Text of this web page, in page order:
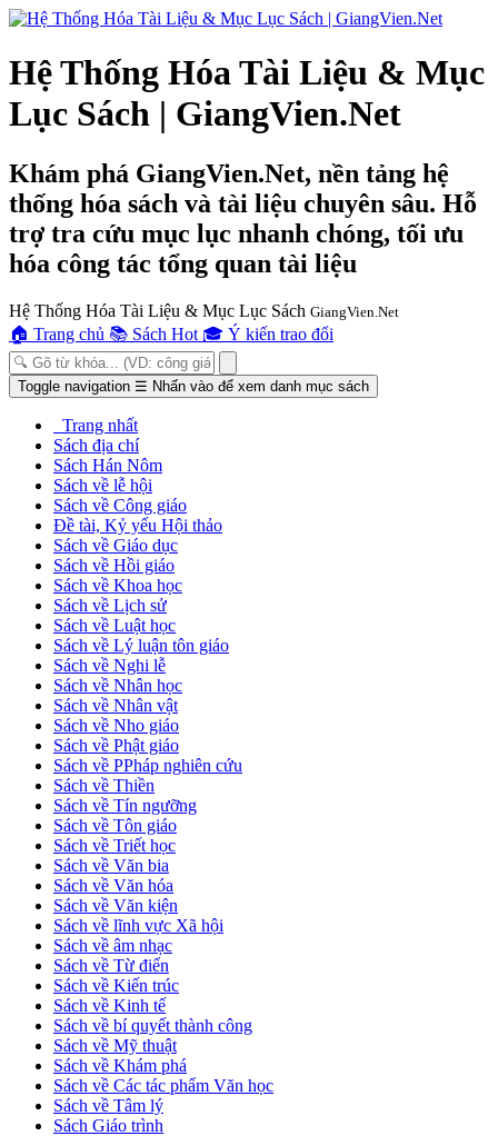
Hệ Thống Hóa Tài Liệu & Mục
Lục Sách | GiangVien.Net
Khám phá GiangVien.Net, nền tảng hệ
thống hóa sách và tài liệu chuyên sâu. Hỗ
trợ tra cứu mục lục nhanh chóng, tối ưu
hóa công tác tổng quan tài liệu
Hệ Thống Hóa Tài Liệu & Mục Lục Sách GiangVien.Net
🏠 Trang chủ 📚 Sách Hot 🎓 Ý kiến trao đổi
Toggle navigation ☰ Nhấn vào để xem danh mục sách
Trang nhất
Sách địa chí
Sách Hán Nôm
Sách về lễ hội
Sách về Công giáo
Đề tài, Kỷ yếu Hội thảo
Sách về Giáo dục
Sách về Hồi giáo
Sách về Khoa học
Sách về Lịch sử
Sách về Luật học
Sách về Lý luận tôn giáo
Sách về Nghi lễ
Sách về Nhân học
Sách về Nhân vật
Sách về Nho giáo
Sách về Phật giáo
Sách về PPháp nghiên cứu
Sách về Thiền
Sách về Tín ngưỡng
Sách về Tôn giáo
Sách về Triết học
Sách về Văn bia
Sách về Văn hóa
Sách về Văn kiện
Sách về lĩnh vực Xã hội
Sách về âm nhạc
Sách về Từ điển
Sách về Kiến trúc
Sách về Kinh tế
Sách về bí quyết thành công
Sách về Mỹ thuật
Sách về Khám phá
Sách về Các tác phẩm Văn học
Sách về Tâm lý
Sách Giáo trình